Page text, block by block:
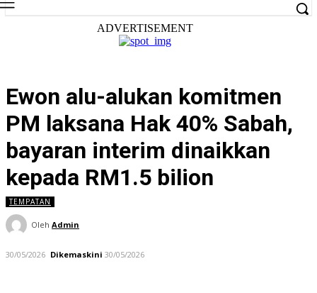
ADVERTISEMENT
Ewon alu-alukan komitmen
PM laksana Hak 40% Sabah,
bayaran interim dinaikkan
kepada RM1.5 bilion
TEMPATAN
Oleh Admin
30/05/2026 Dikemaskini 30/05/2026